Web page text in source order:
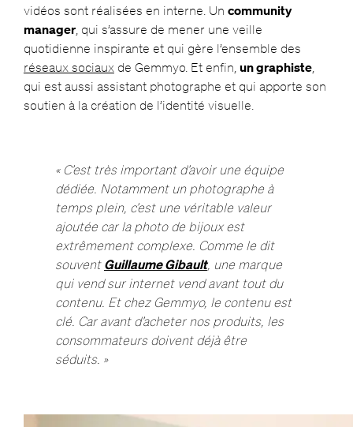
vidéos sont réalisées en interne. Un community
manager, qui s’assure de mener une veille
quotidienne inspirante et qui gère l’ensemble des
réseaux sociaux de Gemmyo. Et enfin, un graphiste,
qui est aussi assistant photographe et qui apporte son
soutien à la création de l’identité visuelle.
« C’est très important d’avoir une équipe
dédiée. Notamment un photographe à
temps plein, c’est une véritable valeur
ajoutée car la photo de bijoux est
extrêmement complexe. Comme le dit
souvent Guillaume Gibault, une marque
qui vend sur internet vend avant tout du
contenu. Et chez Gemmyo, le contenu est
clé. Car avant d’acheter nos produits, les
consommateurs doivent déjà être
séduits. »